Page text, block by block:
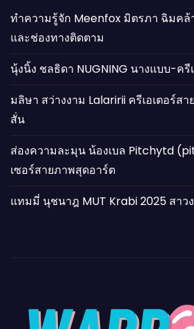
ทำความรู้จัก Meenfox มิตรภา ฉิมคล้
และช่องทางติดตาม
นุ้งนิ้ง ชลธิดา NUGNING นางแบบ-ค
มลิษา สว่างงาม Lalaririi ครีเอเตอร์ส
สั่น
ส่องความละมุน น้องเบล Pitchytd
เซอร์สายภาพสุดอาร์ต
แทมมี่ นุชนาฎ MUT Krabi 2025 สาว